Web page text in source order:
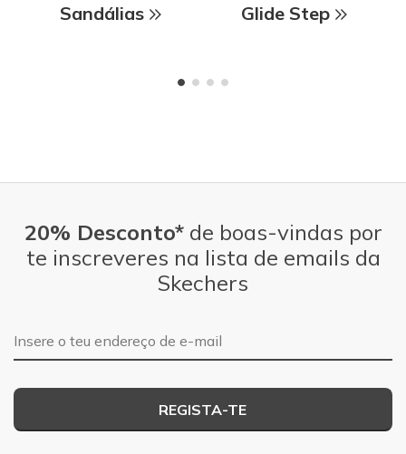
Sandálias Glide Step
20% Desconto*de boas-vindas por
te inscreveres na lista de emails da
Skechers
Endereço de e-mail
REGISTA-TE